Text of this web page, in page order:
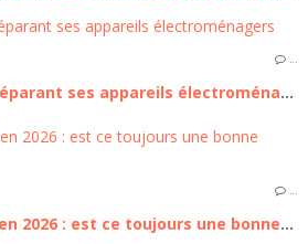
…
Sauver la planète en réparant ses appareils électroménagers
…
Acheter un iPhone 12 en 2026 : est ce toujours une bonne affaire ?